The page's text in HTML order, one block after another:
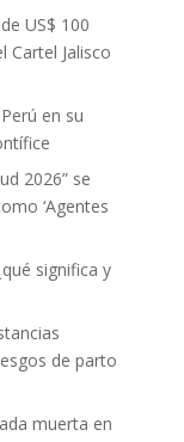
US$ 100
Cartel Jalisco
en su
2026” se
‘Agentes
significa y
de parto
muerta en